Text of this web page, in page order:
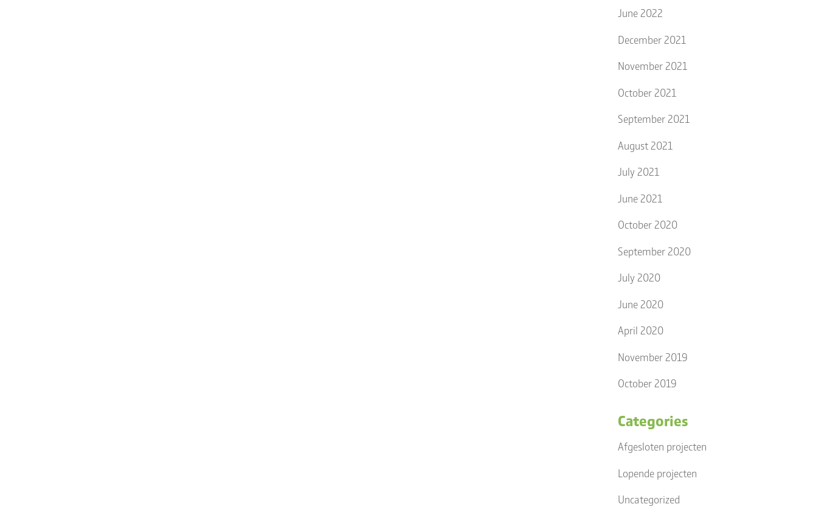
June 2022
December 2021
November 2021
October 2021
September 2021
August 2021
July 2021
June 2021
October 2020
September 2020
July 2020
June 2020
April 2020
November 2019
October 2019
Categories
Afgesloten projecten
Lopende projecten
Uncategorized